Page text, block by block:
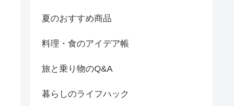
夏のおすすめ商品
料理・食のアイデア帳
旅と乗り物のQ&A
暮らしのライフハック